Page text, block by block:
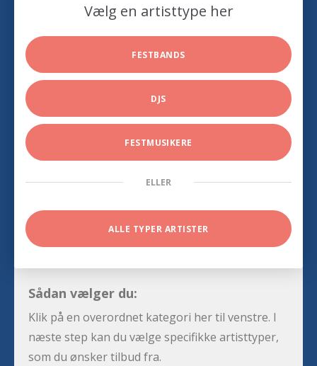
Vælg en artisttype her
FESTBANDS
DJS
FESTMUSIKERE
ELLER
ALLE TYPER ARTISTER
Sådan vælger du:
Klik på en overordnet kategori her til venstre. I
næste step kan du vælge specifikke artisttyper,
som du ønsker tilbud fra.